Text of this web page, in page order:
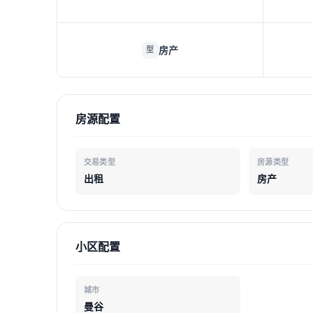
型 房产
房源配置
交易类型
出租
房源类型
房产
小区配置
城市
曼谷